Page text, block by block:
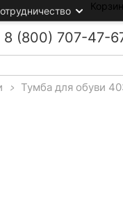
8 (800) 707-47-
> Тумба для обуви